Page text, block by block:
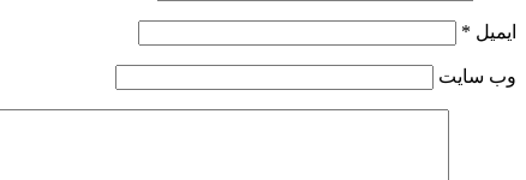
ایمیل *
وب‌ سایت